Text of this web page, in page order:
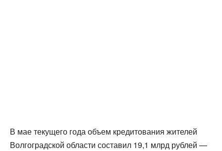
В мае текущего года объем кредитования жителей
Волгоградской области составил 19,1 млрд рублей —